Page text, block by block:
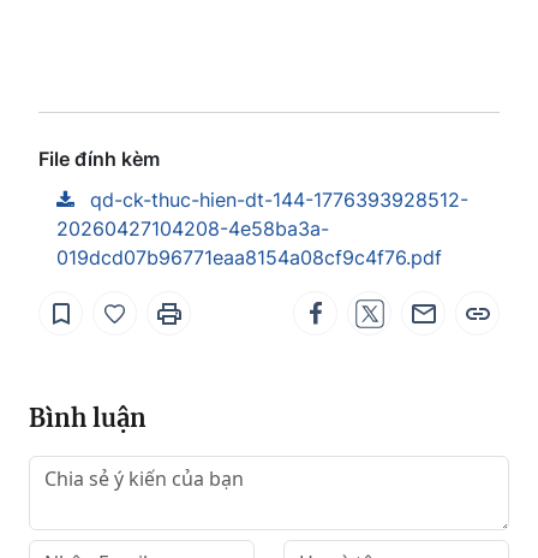
File đính kèm
qd-ck-thuc-hien-dt-144-1776393928512-
20260427104208-4e58ba3a-
019dcd07b96771eaa8154a08cf9c4f76.pdf
Bình luận